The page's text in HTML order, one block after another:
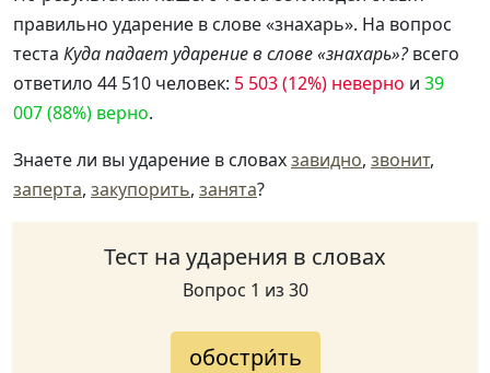
правильно ударение в слове «знахарь». На вопрос
теста Куда падает ударение в слове «знахарь»?всего
ответило 44 510 человек: 5 503 (12%) неверно и 39
007 (88%) верно.
Знаете ли вы ударение в словахзавидно, звонит,
заперта, закупорить, занята?
Тест на ударения в словах
Вопрос 1 из 30
обостри́ть